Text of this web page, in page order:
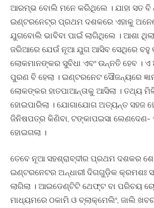
ଆରମ୍ଭ ବୋଲି ମନେ କରିଥିଲେ । ଯାହା ସତ ବି
ଇଣ୍ଟରନେଟ୍ର ପ୍ରଥମ ଦଶକରେ ଏହାକୁ
ଯୁଗବୋଲି ଭାବିବା ପାଇଁ ଲାଗିଥିଲେ । ଆଶା
ଜରିଆରେ ଯେଉଁ ନୂଆ ଯୁଗ ଆସିବ ସେଥିରେ ବହୁ
ଲୋକମାନଙ୍କର ସୁବିଧା ଏବଂ ଉନ୍ନତି ହେବ । ଏ
ପୁରଣ ବି ହେଲା । ଇଣ୍ଟରନେଟ ସୌଜନ୍ୟରେ
ଲୋକଙ୍କର ହାତପାଆନ୍ତାକୁ ଆସିଲା । ତଥ୍ୟ
ହୋଇପାରିଲା । ଯୋଗାଯୋଗ ଅତ୍ୟନ୍ତ ସହଜ
ଜିନିଷପତ୍ର କିଣିବା, ଟଙ୍କାପଇସା
ହୋଇଗଲା ।
ତେବେ ନୂଆ ସହଶ୍ରାବ୍ଦୀର ପ୍ରଥମ ଦଶକର
ଇଣ୍ଟରନେଟର ଅନ୍ଧାରୀ ଦିଗଗୁଡ଼ିକ କ୍ରମଶଃ
ଲାଗିଲା । ଆଇଡେଣ୍ଟିଟି ଥେଫ୍ଟ ବା ପରିଚୟ
ମାଧ୍ୟମରେ ଠକାମି ଓ ବ୍ଲାକ୍ମେଲିଂ, ଜାଲି